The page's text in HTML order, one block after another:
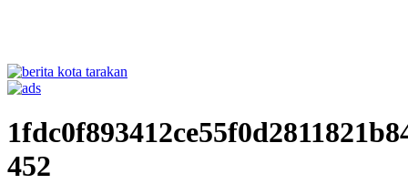
452